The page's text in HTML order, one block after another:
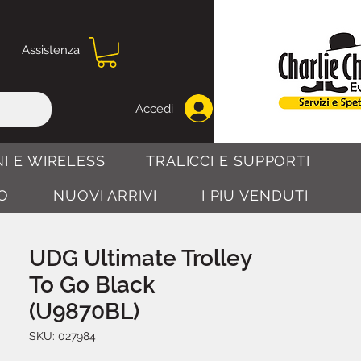
Assistenza
Accedi
E WIRELESS TRALICCI E SUPPORTI
NUOVI ARRIVI I PIU VENDUTI
UDG Ultimate Trolley
To Go Black
(U9870BL)
SKU: 027984